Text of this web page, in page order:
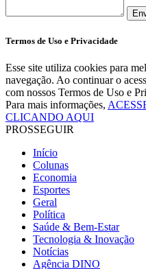
Termos de Uso e Privacidade
Esse site utiliza cookies para
navegação. Ao continuar o
com nossos Termos de Uso e
Para mais informações,
CLICANDO AQUI
PROSSEGUIR
Início
Colunas
Economia
Esportes
Geral
Política
Saúde & Bem-Estar
Tecnologia & Inovação
Notícias
Agência DINO